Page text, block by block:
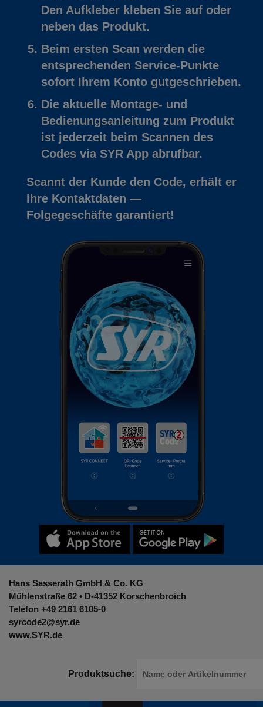
Den Aufkleber kleben Sie auf oder
neben das Produkt.
Beim ersten Scan werden die
entsprechenden Service-Punkte
sofort Ihrem Konto gutgeschrieben.
Die aktuelle Montage- und
Bedienungsanleitung zum Produkt
ist jederzeit beim Scannen des
Codes via SYR App abrufbar.
Scannt der Kunde den Code, erhält er
Ihre Kontaktdaten —
Folgegeschäfte garantiert!
Hans Sasserath GmbH & Co. KG
Mühlenstraße 62 • D-41352 Korschenbroich
Telefon +49 2161 6105-0
syrcode2@syr.de
www.SYR.de
Produktsuche: